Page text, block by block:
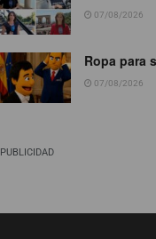
07/08/2026
Ropa para
07/08/2026
PUBLICIDAD